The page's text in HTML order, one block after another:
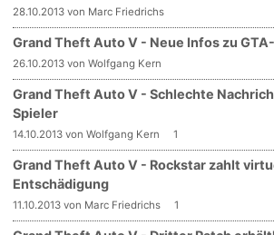
28.10.2013 von Marc Friedrichs
Grand Theft Auto V - Neue Infos zu
26.10.2013 von Wolfgang Kern
Grand Theft Auto V - Schlechte
Spieler
14.10.2013 von Wolfgang Kern 1
Grand Theft Auto V - Rockstar zahlt
Entschädigung
11.10.2013 von Marc Friedrichs 1